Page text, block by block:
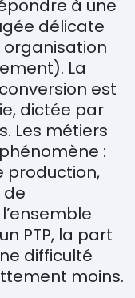
à une
délicate
La
est
dictée par
Les métiers
:
production,
PTP, la part
difficulté
moins.